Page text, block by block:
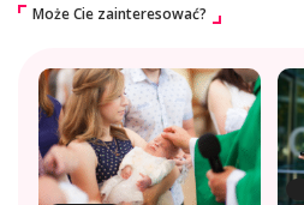
Może Cie zainteresować?